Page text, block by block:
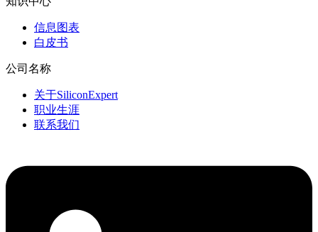
信息图表
白皮书
公司名称
关于SiliconExpert
职业生涯
联系我们